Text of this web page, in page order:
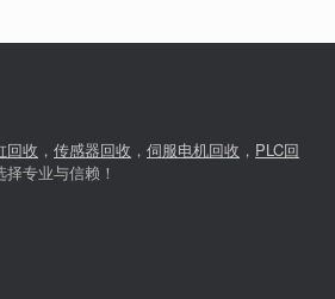
回收 ， 传感器回收 ， 伺服电机回收 ， PLC回
专业与信赖！